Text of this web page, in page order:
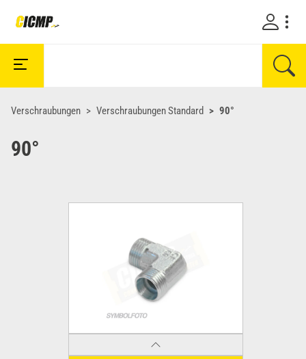
Verschraubungen Verschraubungen Standard 90°
90°